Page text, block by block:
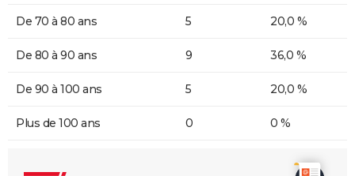
De 70 à 80 ans 5 20,0 %
De 80 à 90 ans 9 36,0 %
De 90 à 100 ans 5 20,0 %
Plus de 100 ans 0 0 %